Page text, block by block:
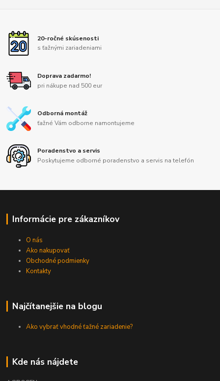
20-ročné skúsenosti
s ťažnými zariadeniami
Doprava zadarmo!
pri nákupe nad 500 eur
Odborná montáž
ťažné Vám odborne namontujeme
Poradenstvo a servis
Poskytujeme odborné poradenstvo a servis na telefón
Informácie pre zákazníkov
O nás
Ako nakupovať
Obchodné podmienky
Kontakty
Najčítanejšie na blogu
Ako vybrať vhodné ťažné zariadenie?
Kde nás nájdete